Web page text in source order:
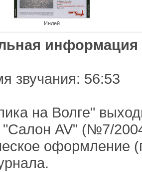
Инлей
информация
звучания: 56:53
на Волге"
"Салон AV" (№7/
оформление